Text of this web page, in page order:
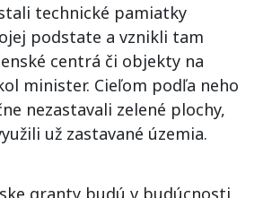
technické pamiatky
podstate a vznikli tam
centrá či objekty na
minister. Cieľom podľa neho
nezastavali zelené plochy,
už zastavané územia.
granty budú v budúcnosti